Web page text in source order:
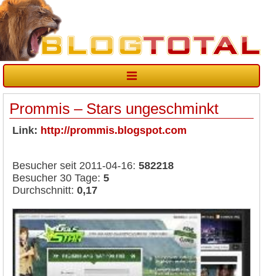
Prommis – Stars ungeschminkt
Link: http://prommis.blogspot.com
Besucher seit 2011-04-16: 582218
Besucher 30 Tage: 5
Durchschnitt: 0,17